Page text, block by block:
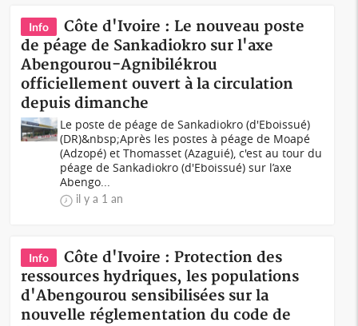
Info
Côte d'Ivoire : Le nouveau poste
de péage de Sankadiokro sur l'axe
Abengourou-Agnibilékrou
officiellement ouvert à la circulation
depuis dimanche
Le poste de péage de Sankadiokro (d'Eboissué)
(DR)&nbsp;Après les postes à péage de Moapé
(Adzopé) et Thomasset (Azaguié), c'est au tour du
péage de Sankadiokro (d'Eboissué) sur l’axe
Abengo...
il y a 1 an
Info
Côte d'Ivoire : Protection des
ressources hydriques, les populations
d'Abengourou sensibilisées sur la
nouvelle réglementation du code de